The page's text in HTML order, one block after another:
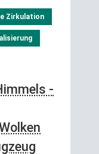
Zirkulation
-